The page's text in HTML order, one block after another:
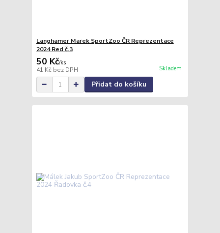
Langhamer Marek SportZoo ČR Reprezentace
2024 Red č.3
50 Kč/ks
41 Kč bez DPH Skladem
Přidat do košíku